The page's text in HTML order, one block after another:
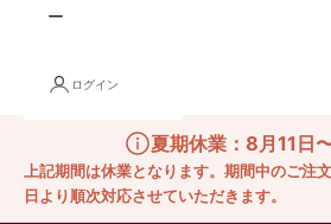
ー
ログイン
夏期休業：8月11日
上記期間は休業となります。期間中のご注
日より順次対応させていただきます。